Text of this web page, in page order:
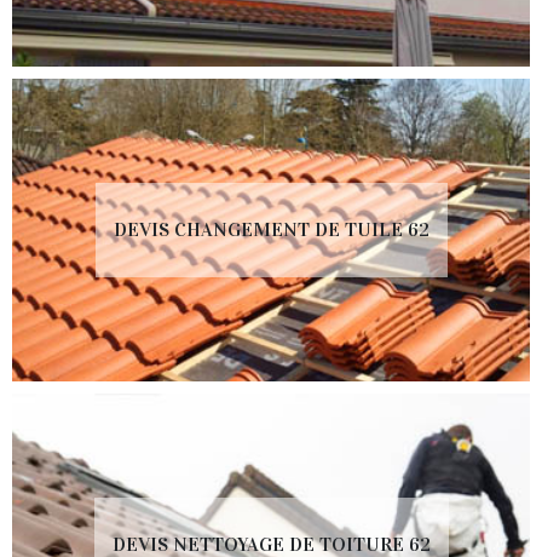
DEVIS CHANGEMENT DE TUILE 62
DEVIS NETTOYAGE DE TOITURE 62